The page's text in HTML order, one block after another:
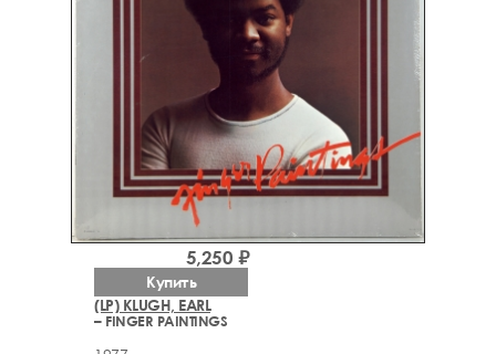
(LP) KLUGH, EARL
– FINGER PAINTINGS
5,250 ₽
Купить